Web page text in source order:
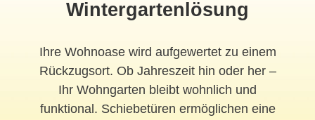
Wintergartenlösung
Ihre Wohnoase wird aufgewertet zu einem
Rückzugsort. Ob Jahreszeit hin oder her –
Ihr Wohngarten bleibt wohnlich und
funktional. Schiebetüren ermöglichen eine